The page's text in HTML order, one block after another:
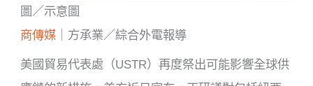
圖／示意圖
商傳媒 ｜方承業／綜合外電報導
美國貿易代表處（USTR）再度祭出可能影響全球供